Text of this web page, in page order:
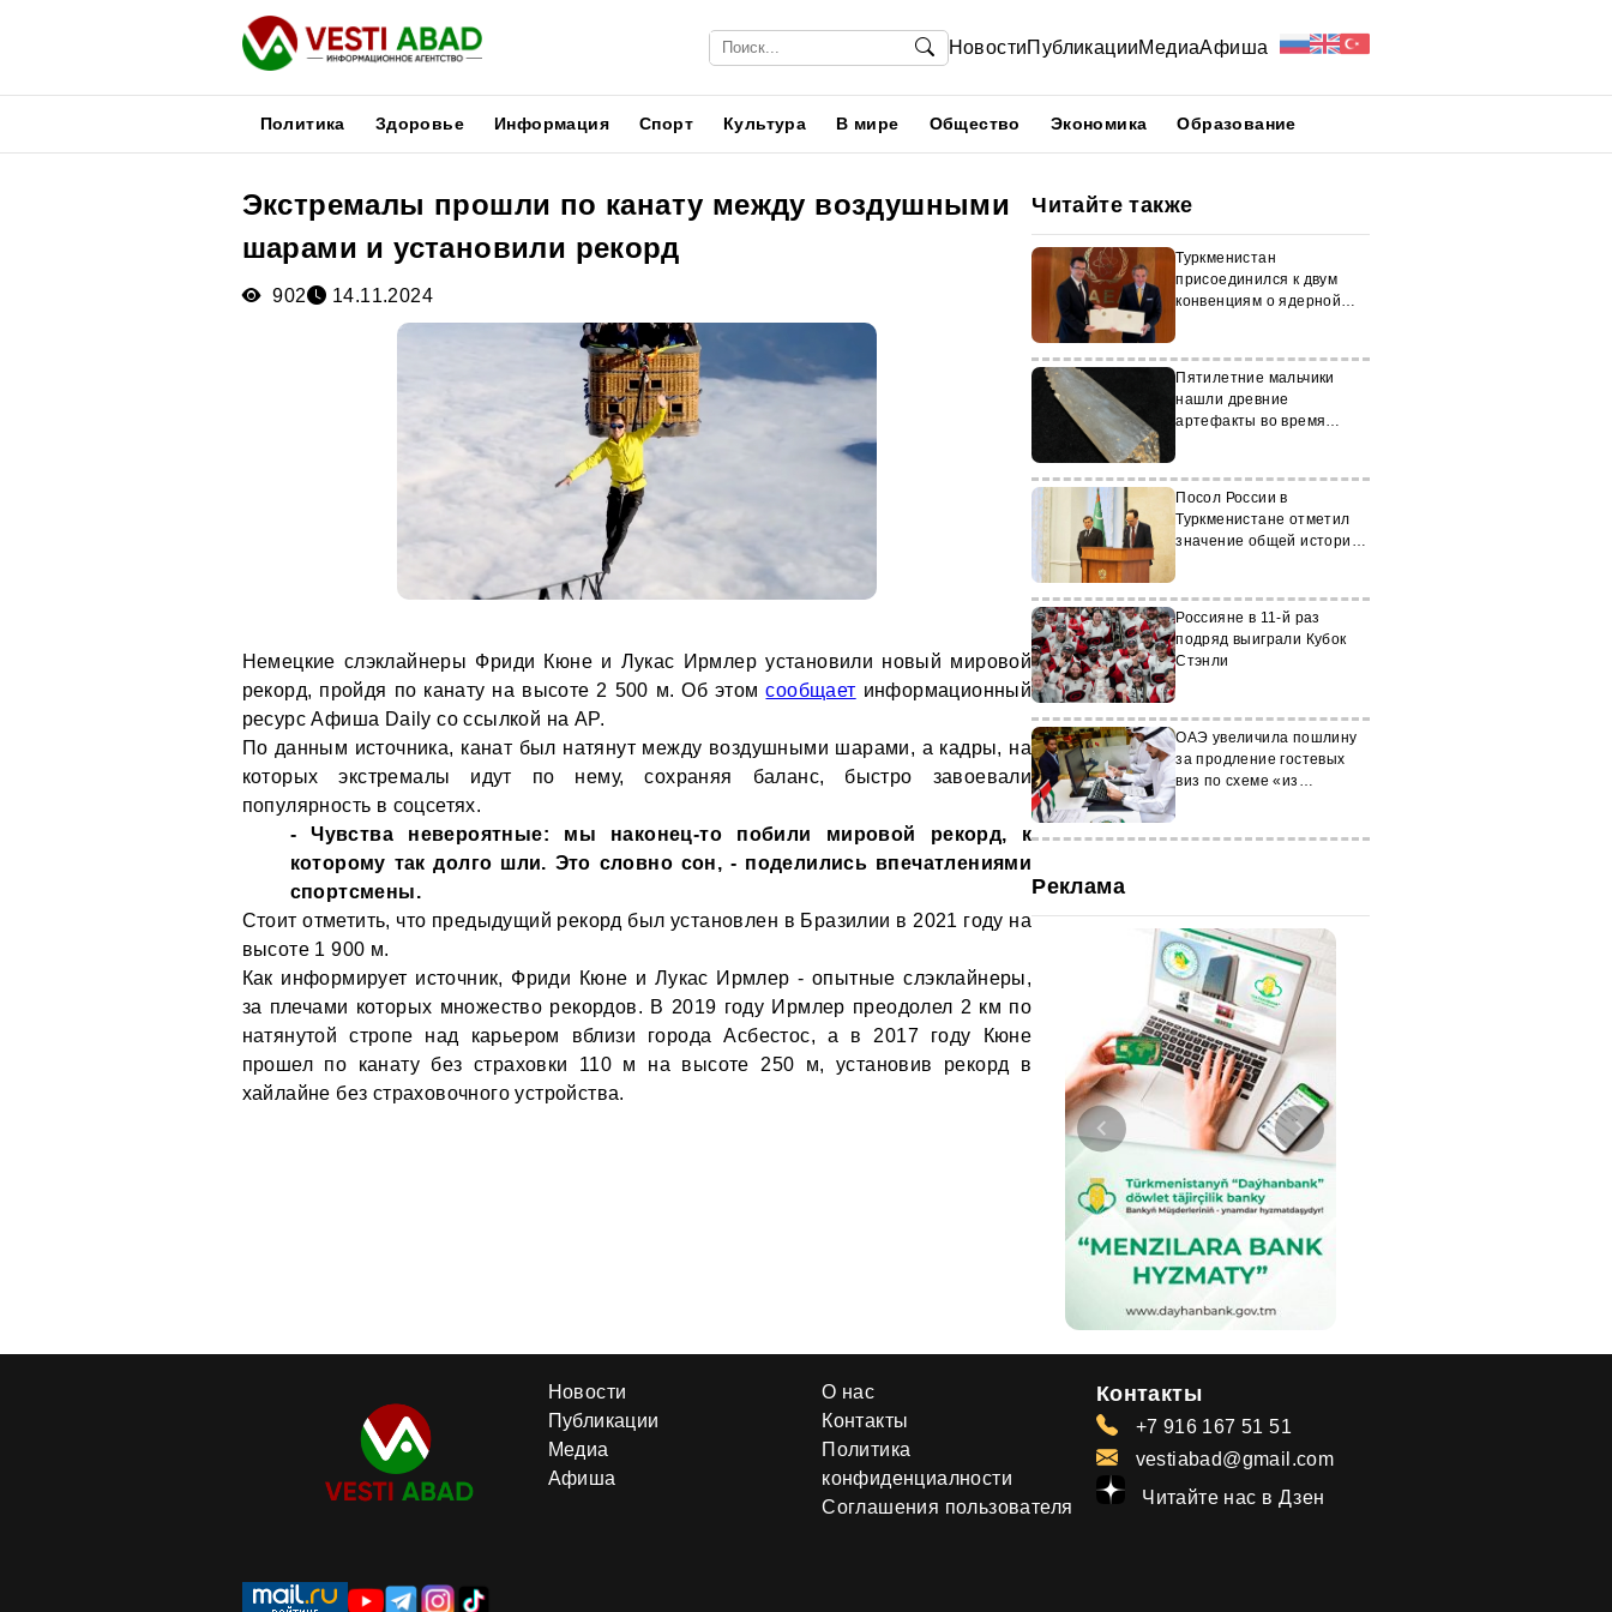
НовостиПубликацииМедиаАфиша
Политика Здоровье Информация Спорт Культура В мире Общество Экономика Образование
Экстремалы прошли по канату между воздушными
шарами и установили рекорд
902 14.11.2024
Немецкие слэклайнеры Фриди Кюне и Лукас Ирмлер установили новый мировой
рекорд, пройдя по канату на высоте 2 500 м. Об этомсообщает информационный
ресурс Афиша Daily со ссылкой на AP.
По данным источника, канат был натянут между воздушными шарами, а кадры, на
которых экстремалы идут по нему, сохраняя баланс, быстро завоевали
популярность в соцсетях.
- Чувства невероятные: мы наконец-то побили мировой рекорд, к
которому так долго шли. Это словно сон, - поделились впечатлениями
спортсмены.
Стоит отметить, что предыдущий рекорд был установлен в Бразилии в 2021 году на
высоте 1 900 м.
Как информирует источник, Фриди Кюне и Лукас Ирмлер - опытные слэклайнеры,
за плечами которых множество рекордов. В 2019 году Ирмлер преодолел 2 км по
натянутой стропе над карьером вблизи города Асбестос, а в 2017 году Кюне
прошел по канату без страховки 110 м на высоте 250 м, установив рекорд в
хайлайне без страховочного устройства.
Читайте также
Туркменистан
присоединился к двум
конвенциям о ядерной
Пятилетние мальчики
нашли древние
артефакты во время
Посол России в
Туркменистане отметил
значение общей истории
Россияне в 11-й раз
подряд выиграли Кубок
Стэнли
ОАЭ увеличила пошлину
за продление гостевых
виз по схеме «из
Реклама
Новости
Публикации
Медиа
Афиша
О нас
Контакты
Политика
конфиденциалности
Соглашения пользователя
Контакты
+7 916 167 51 51
vestiabad@gmail.com
Читайте нас в Дзен